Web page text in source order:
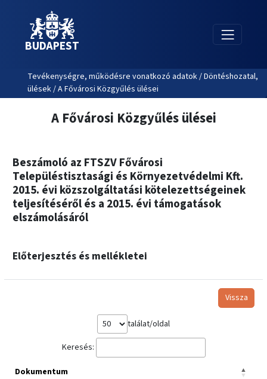
BUDAPEST
Tevékenységre, működésre vonatkozó adatok / Döntéshozatal,
ülések / A Fővárosi Közgyűlés ülései
A Fővárosi Közgyűlés ülései
Beszámoló az FTSZV Fővárosi
Településtisztasági és Környezetvédelmi Kft.
2015. évi közszolgáltatási kötelezettségeinek
teljesítéséről és a 2015. évi támogatások
elszámolásáról
Előterjesztés és mellékletei
Vissza
találat/oldal
Keresés:
Dokumentum